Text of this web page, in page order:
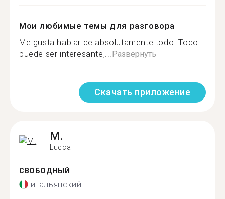
Мои любимые темы для разговора
Me gusta hablar de absolutamente todo. Todo
puede ser interesante,...Развернуть
Скачать приложение
M.
Lucca
СВОБОДНЫЙ
итальянский